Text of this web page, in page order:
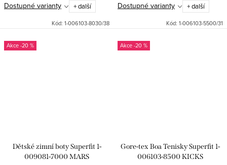
Dostupné varianty
+ další
Kód: 1-006103-8030/38
Dostupné varianty
+ další
Kód: 1-006103-5500/31
-20 %
Dětské zimní boty Superfit 1-
009081-7000 MARS
-20 %
Gore-tex Boa Tenisky Superfit 1-
006103-8500 KICKS